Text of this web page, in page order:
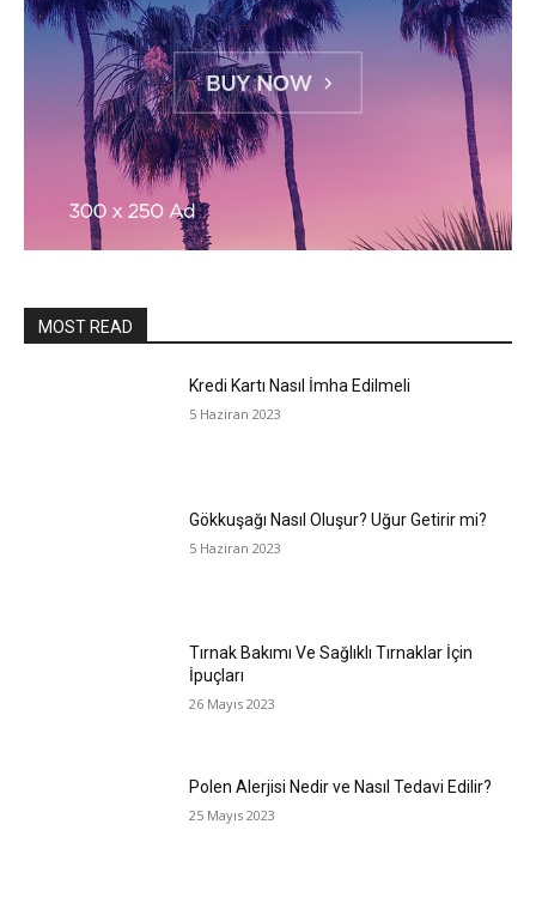
MOST READ
Kredi Kartı Nasıl İmha Edilmeli
5 Haziran 2023
Gökkuşağı Nasıl Oluşur? Uğur Getirir mi?
5 Haziran 2023
Tırnak Bakımı Ve Sağlıklı Tırnaklar İçin
İpuçları
26 Mayıs 2023
Polen Alerjisi Nedir ve Nasıl Tedavi Edilir?
25 Mayıs 2023